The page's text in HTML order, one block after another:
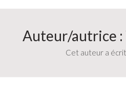
Auteur/autrice :
Cet auteur a